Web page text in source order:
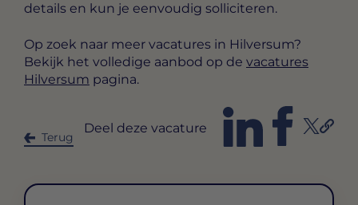
details en kun je eenvoudig solliciteren.
Op zoek naar meer vacatures in Hilversum?
Bekijk het volledige aanbod op de vacatures
Hilversum pagina.
Terug
Deel deze vacature